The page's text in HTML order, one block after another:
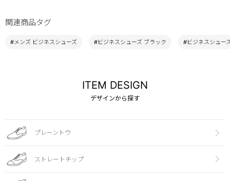
関連商品タグ
#メンズ ビジネスシューズ #ビジネスシューズ ブラック #ビジネスシュー
ITEM DESIGN
デザインから探す
プレーントウ
ストレートチップ